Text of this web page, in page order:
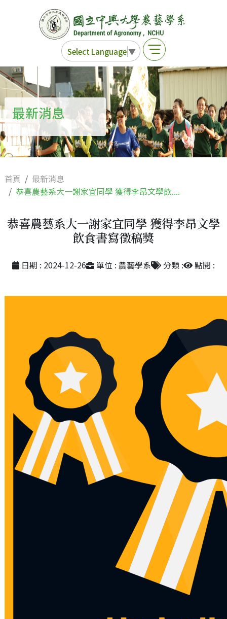
Select Language▼
最新消息
首頁
最新消息
恭喜農藝系大一謝家宜同學 獲得李昂文學飲....
恭喜農藝系大一謝家宜同學 獲得李昂文學
飲食書寫徵稿獎
日期 : 2024-12-26 單位 : 農藝學系 分類 : 點閱 :